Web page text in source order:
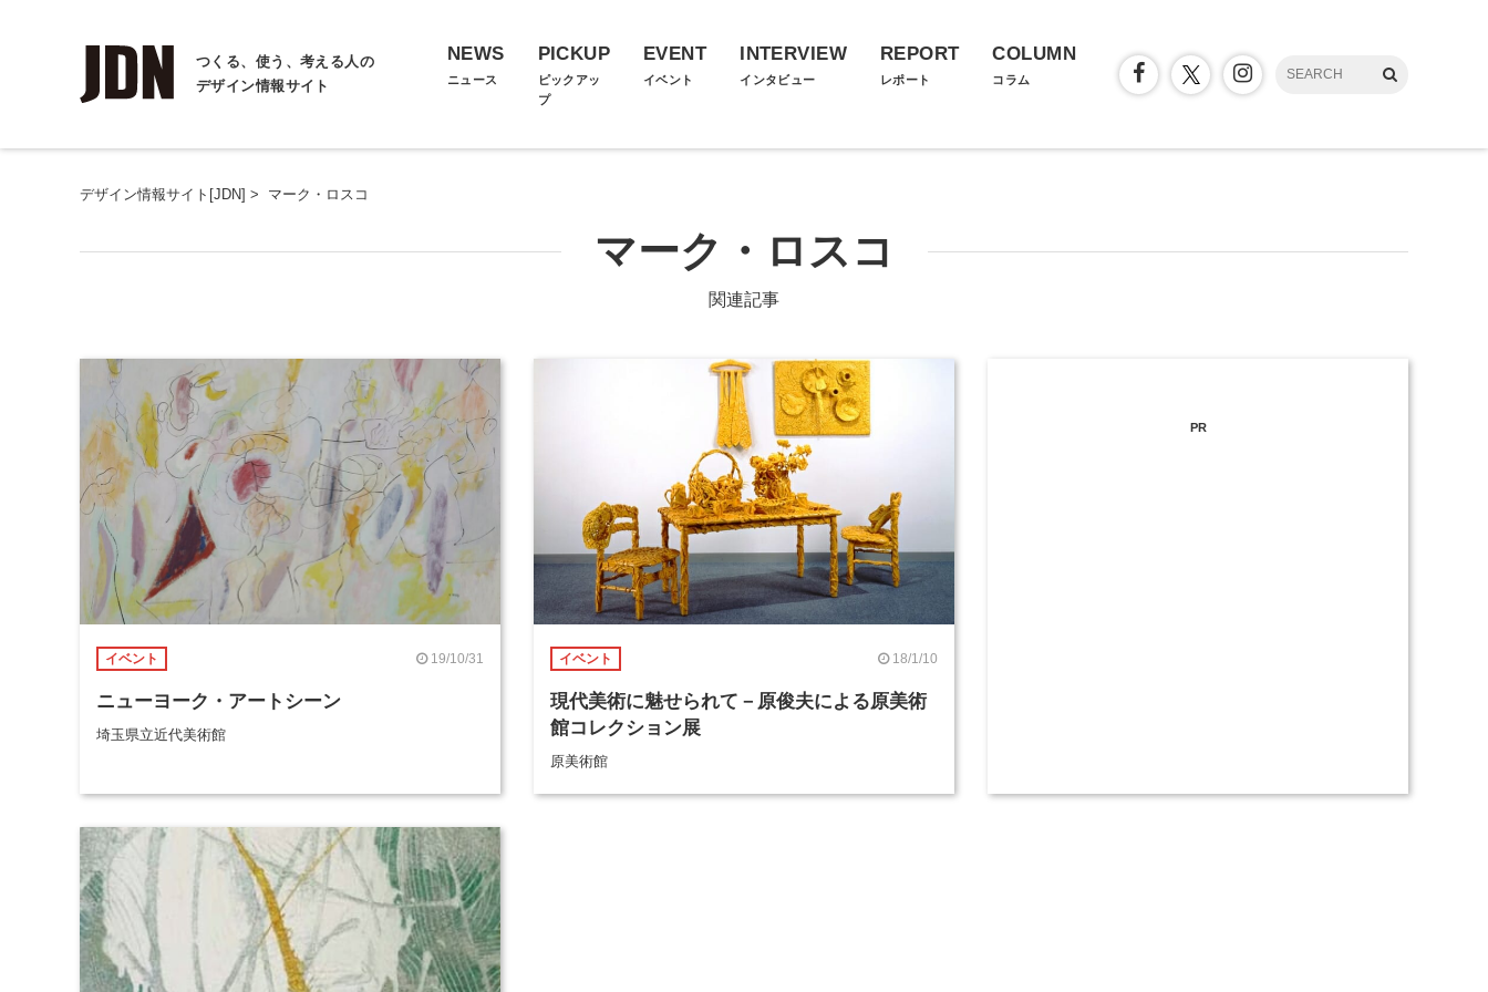
つくる、使う、考える人の
デザイン情報サイト
NEWS
ニュース
PICKUP
ピックアッ
プ
EVENT
イベント
INTERVIEW
インタビュー
REPORT
レポート
COLUMN
コラム
デザイン情報サイト[JDN] > マーク・ロスコ
マーク・ロスコ
関連記事
イベント 19/10/31
ニューヨーク・アートシーン
埼玉県立近代美術館
イベント 18/1/10
現代美術に魅せられて－原俊夫による原美術
館コレクション展
原美術館
PR